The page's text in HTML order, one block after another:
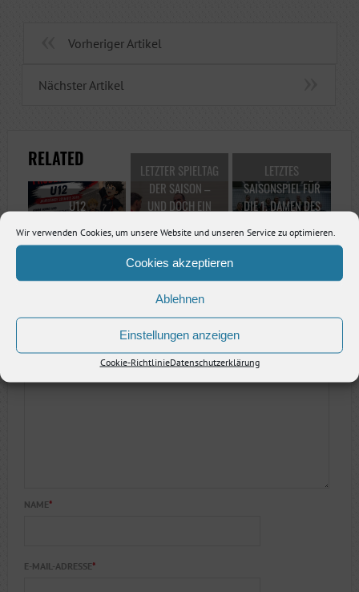
Wir verwenden Cookies, um unsere Website und unseren Service zu optimieren.
Cookies akzeptieren
Ablehnen
Einstellungen anzeigen
Cookie-RichtlinieDatenschutzerklärung
Vorheriger Artikel
Nächster Artikel
RELATED
U12
21. Mai 2026
LETZTER SPIELTAG
DER SAISON –
UND DOCH EIN
26. März 2026
LETZTES
SAISONSPIEL FÜR
DIE 1. DAMEN DES
25. März 2026
SCHREIBE EINE ANTWORT
KOMMENTARE*
NAME*
E-MAIL-ADRESSE*